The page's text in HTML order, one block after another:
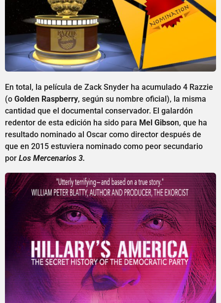
En total, la película de Zack Snyder ha acumulado 4 Razzie
(o Golden Raspberry, según su nombre oficial), la misma
cantidad que el documental conservador. El galardón
redentor de esta edición ha sido para Mel Gibson, que ha
resultado nominado al Oscar como director después de
que en 2015 estuviera nominado como peor secundario
por Los Mercenarios 3.